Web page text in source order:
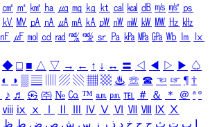
㎠ ㎡ ㎢ ㏊ ㎍ ㎎ ㎏ ㏏ ㎈ ㎉ ㏈ ㎧ ㎨ ㎰
㎸ ㎹ ㎀ ㎁ ㎂ ㎃ ㎄ ㎺ ㎻ ㎽ ㎾ ㎿ ㎐ ㎑
㎋ ㎌ ㏖ ㏅ ㎭ ㎮ ㎯ ㏛ ㎩ ㎪ ㎫ ㎬ ㏝ ㏐
㏓
◆ □ ■ △ ▽ → ← ↑ ↓ ↔ 〓 ◁ ◀ ▷ ▶ ♤
◐ ◑ ▒ ▤ ▨ ▧ ▦ ▩ ♨ ☏ ☎ ☜ ☞ ¶ †
♪ ♬ ㉿ ㈜ № ㏇ ™ ㏂ ㏘ ℡ ＃ ＆ ＊ ＠ ª º
ⅷ ⅸ ⅹ Ⅳ Ⅴ Ⅵ Ⅶ Ⅷ Ⅸ Ⅹ
ب ت ث ج ح خ د ذ ر ز س ش ص ض ط ظ